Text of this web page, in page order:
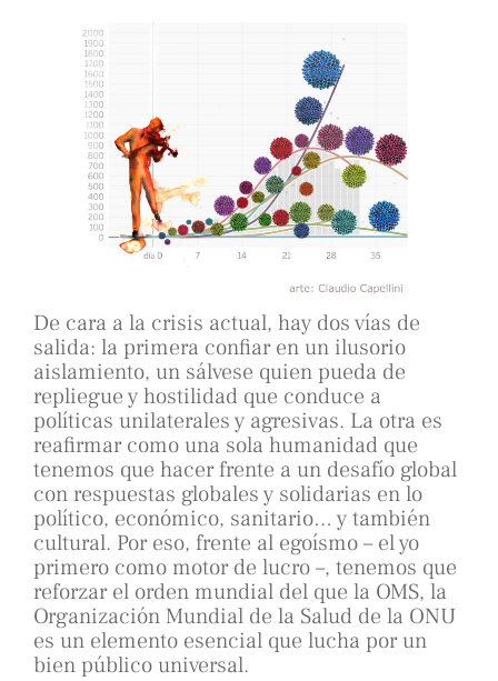
De cara a la crisis actual, hay dos vías de
salida: la primera confiar en un ilusorio
aislamiento, un sálvese quien pueda de
repliegue y hostilidad que conduce a
políticas unilaterales y agresivas. La otra es
reafirmar como una sola humanidad que
tenemos que hacer frente a un desafío global
con respuestas globales y solidarias en lo
político, económico, sanitario… y también
cultural. Por eso, frente al egoísmo – el yo
primero como motor de lucro –, tenemos que
reforzar el orden mundial del que la OMS, la
Organización Mundial de la Salud de la ONU
es un elemento esencial que lucha por un
bien público universal.